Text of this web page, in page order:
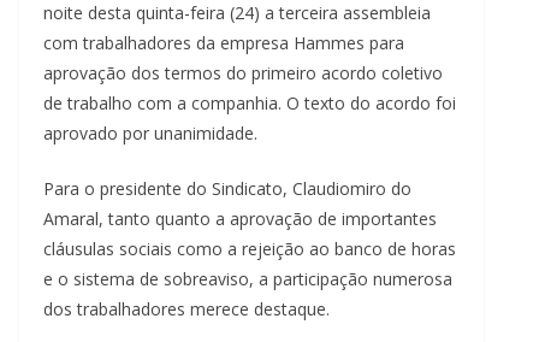
noite desta quinta-feira (24) a terceira assembleia
com trabalhadores da empresa Hammes para
aprovação dos termos do primeiro acordo coletivo
de trabalho com a companhia. O texto do acordo foi
aprovado por unanimidade.
Para o presidente do Sindicato, Claudiomiro do
Amaral, tanto quanto a aprovação de importantes
cláusulas sociais como a rejeição ao banco de horas
e o sistema de sobreaviso, a participação numerosa
dos trabalhadores merece destaque.